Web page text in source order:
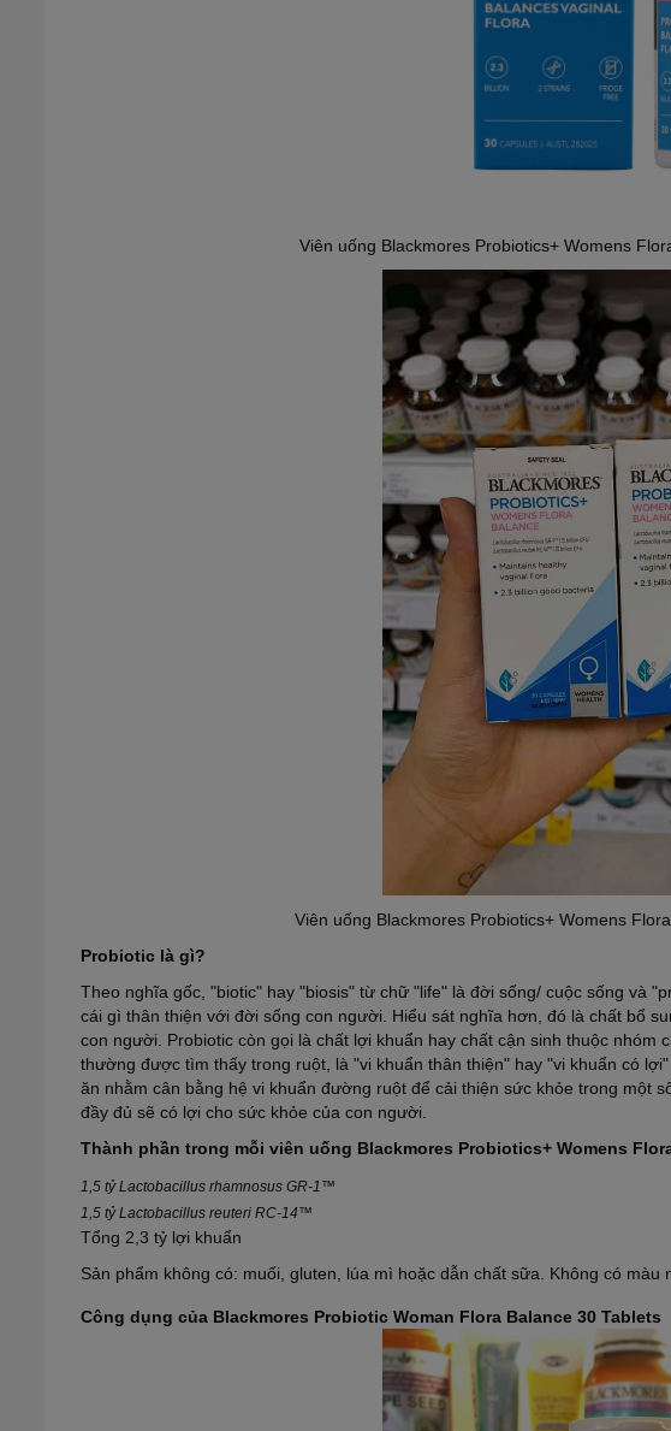
Viên uống Blackmores Probiotics+ Womens
Viên uống Blackmores Probiotics+ Womens
Probiotic là gì?
Theo nghĩa gốc, "biotic" hay "biosis" từ chữ "life" là đời sống/ cuộc sống và
cái gì thân thiện với đời sống con người. Hiểu sát nghĩa hơn, đó là chất bổ
con người. Probiotic còn gọi là chất lợi khuẩn hay chất cận sinh thuộc
thường được tìm thấy trong ruột, là "vi khuẩn thân thiện" hay "vi khuẩn có
ăn nhằm cân bằng hệ vi khuẩn đường ruột để cải thiện sức khỏe trong một
đầy đủ sẽ có lợi cho sức khỏe của con người.
Thành phần trong mỗi viên uống Blackmores Probiotics+ Womens
1,5 tỷ Lactobacillus rhamnosus GR-1™
1,5 tỷ Lactobacillus reuteri RC-14™
Tổng 2,3 tỷ lợi khuẩn
Sản phẩm không có: muối, gluten, lúa mì hoặc dẫn chất sữa. Không có
Công dụng của Blackmores Probiotic Woman Flora Balance 30 Tablets